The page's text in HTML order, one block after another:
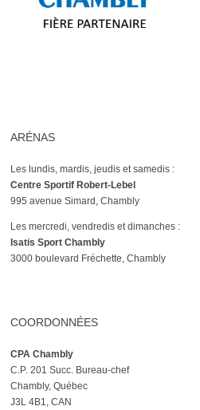
ARÉNAS
Les lundis, mardis, jeudis et samedis :
Centre Sportif Robert-Lebel
995 avenue Simard, Chambly
Les mercredi, vendredis et dimanches :
Isatis Sport Chambly
3000 boulevard Fréchette, Chambly
COORDONNÉES
CPA Chambly
C.P. 201 Succ. Bureau-chef
Chambly, Québec
J3L 4B1, CAN